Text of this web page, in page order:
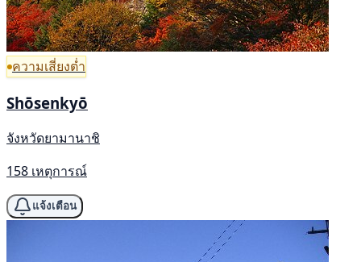
ความเสี่ยงต่ำ
Shōsenkyō
จังหวัดยามานาชิ
158 เหตุการณ์
แจ้งเตือน